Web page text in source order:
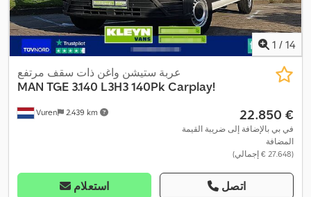
1 / 14
Vuren 2.439 km
عربة ستيشن واغن ذات سقف مرتفع
MAN TGE 3.140 L3H3 140Pk Carplay!
‏22.850 €
في بي بالإضافة إلى ضريبة القيمة
المضافة
(‏27.648 € إجمالي)
استعلام اتصل